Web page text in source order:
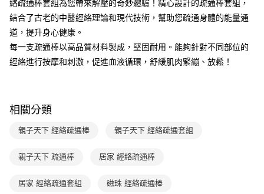
台新國際商業銀行
中國信託商業銀行
台灣樂天信用卡公司
玉山商業銀行
星展（台灣）商業銀行
中國信託商業銀行
台灣樂天信用卡公司
2.付款方式選擇「大哥付你分期」，訂單成立後會自動跳轉到大哥付的交易
流程，驗證手機門號後，選擇欲分期的期數、繳款截止日，確認付款後即完
成交易。
3.實際核准額度、可分期數及費用金額請依後續交易確認頁面所載為準。
4.訂單成立30分鐘內，如未前往確認交易或遇審核未通過，訂單將自動取
消。如遇「轉專審核」未通過狀況，表示未達大哥付你分期系統評分，恕無
醒簡訊。
2.透過簡訊連結打開帳單後，可選擇「超商條碼／台灣大直營門市／銀行轉
帳／街口支付／iPASS MONEY」等通路繳費。
1.本服務係由「台灣大哥大股份有限公司」（以下簡稱本公司）所提供，讓
買賣價金債權讓與本公司後，依約使用本公司帳單繳交帳款。
2.基於同意付款使用「大哥付你分期」之契約關係目的，商店將以您的個人
相關說明
AFTEE先享後付是「在收到商品之後才付款」的支付方式。 讓您購物簡單
便利好安心！
１．簡單：不需註冊會員、不需綁卡、不需儲值。
２．便利：只要手機號碼，簡訊認證，即可結帳。
１．於結帳方式選擇「AFTEE先享後付」後，將跳轉至「AFTEE先享後付」
２．訂單成立數日內，您將收到繳費通知簡訊。
ATM／網路銀行／等多元方式進行付款，方視為交易完成。
※ 請注意：結帳手續完成當下不需立刻繳費，但若您需要取消訂單，請聯絡
後付繳納相關費用。
ATM付款
運送方式
每筆NT$70，滿NT$800(含以上)免運費
國內宅配/郵寄 (不適用離島、海外及郵局i郵箱)
絡疏通棒套組為您帶來解壓的奇妙體驗！精心設計的疏通棒套組，
結合了古老的中醫經絡理論和現代技術，幫助您疏通身體的能量通
道，提升身心健康。
每一支疏通棒以高品質材料製成，堅固耐用。能夠針對不同部位的
經絡進行按摩和刺激，促進血液循環，舒緩肌肉緊繃、放鬆！
相關分類
親子天下 經絡疏通棒 親子天下 經絡疏通套組
親子天下 疏通棒 居家 經絡疏通棒
居家 經絡疏通套組 磁珠 經絡疏通棒